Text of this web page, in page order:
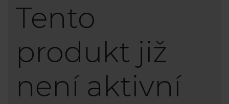
Tento
produkt již
není aktivní